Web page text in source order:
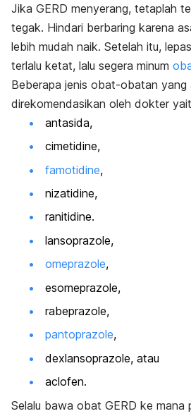
Jika GERD menyerang, tetaplah
tegak. Hindari berbaring karena
lebih mudah naik. Setelah itu,
terlalu ketat, lalu segera minum
Beberapa jenis obat-obatan yang
direkomendasikan oleh dokter
antasida,
cimetidine,
famotidine,
nizatidine,
ranitidine.
lansoprazole,
omeprazole,
esomeprazole,
rabeprazole,
pantoprazole,
dexlansoprazole, atau
aclofen.
Selalu bawa obat GERD ke mana